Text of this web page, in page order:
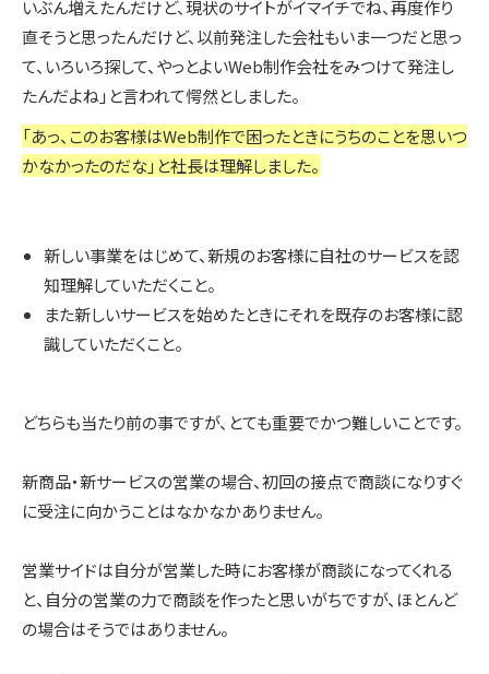
いぶん増えたんだけど、現状のサイトがイマイチでね、再度作り
直そうと思ったんだけど、以前発注した会社もいま一つだと思っ
て、いろいろ探して、やっとよいWeb制作会社をみつけて発注し
たんだよね」と言われて愕然としました。
「あっ、このお客様はWeb制作で困ったときにうちのことを思いつ
かなかったのだな」と社長は理解しました。
新しい事業をはじめて、新規のお客様に自社のサービスを認
知理解していただくこと。
また新しいサービスを始めたときにそれを既存のお客様に認
識していただくこと。
どちらも当たり前の事ですが、とても重要でかつ難しいことです。
新商品・新サービスの営業の場合、初回の接点で商談になりすぐ
に受注に向かうことはなかなかありません。
営業サイドは自分が営業した時にお客様が商談になってくれる
と、自分の営業の力で商談を作ったと思いがちですが、ほとんど
の場合はそうではありません。